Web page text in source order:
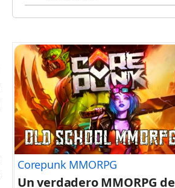
Corepunk MMORPG
Un verdadero MMORPG de